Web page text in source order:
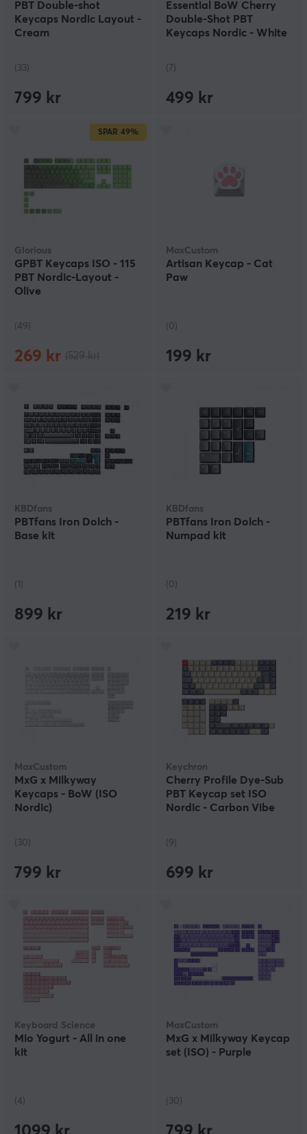
PBT Double-shot
Keycaps Nordic Layout -
Cream
(33)
799 kr
Essential BoW Cherry
Double-Shot PBT
Keycaps Nordic - White
(7)
499 kr
SPAR 49%
Glorious
GPBT Keycaps ISO - 115
PBT Nordic-Layout -
Olive
(49)
269 kr
MaxCustom
Artisan Keycap - Cat
Paw
(0)
199 kr
KBDfans
PBTfans Iron Dolch -
Base kit
(1)
899 kr
KBDfans
PBTfans Iron Dolch -
Numpad kit
(0)
219 kr
MaxCustom
MxG x Milkyway
Keycaps - BoW (ISO
Nordic)
(30)
799 kr
Keychron
Cherry Profile Dye-Sub
PBT Keycap set ISO
Nordic - Carbon Vibe
(9)
699 kr
Keyboard Science
Mio Yogurt - All in one
kit
(4)
MaxCustom
MxG x Milkyway Keycap
set (ISO) - Purple
(30)